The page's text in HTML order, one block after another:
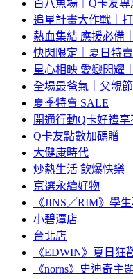
百八魚場｜Q卡友專
追星計畫大作戰｜
熱血集結 應援必備
快閃限定｜夏日特
星心相映 愛戀閃耀
全場最爸氣｜父親
夏季特賣 SALE
開通行動Q卡好禮享
Q卡友點數加碼贈
大健康時代
炒熱生活 飲爆快樂
京選永續好物
《JINS／RIM》學
小碧潭店
台北店
《EDWIN》夏日狂
《norns》史迪奇主